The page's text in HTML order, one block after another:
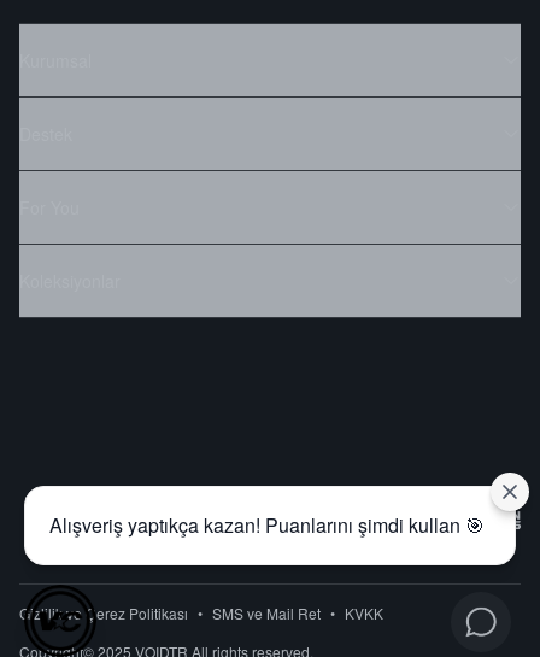
Gizlilik ve Çerez Politikası • SMS ve Mail Ret • KVKK
Copyright© 2025 VOIDTR All rights reserved.
Alışveriş yaptıkça kazan! Puanlarını şimdi kullan 🎯